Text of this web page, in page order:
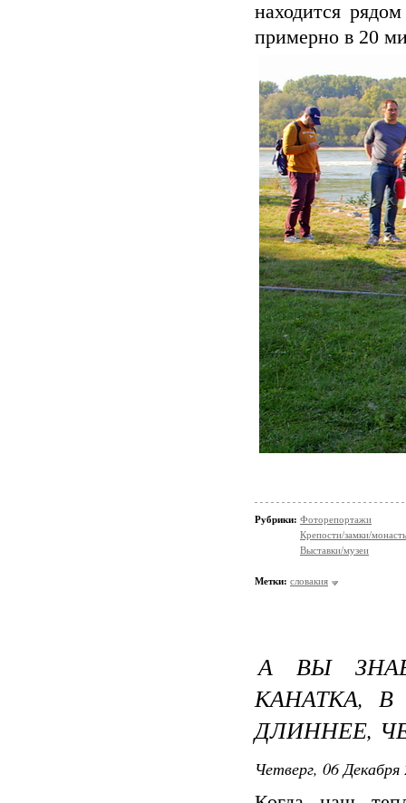
находится
примерно в 20
Рубрики: Фоторепортажи
Крепости/замки/
Выставки/музеи
Метки: словакия
А ВЫ
КАНАТКА,
ДЛИННЕЕ,
Четверг, 06